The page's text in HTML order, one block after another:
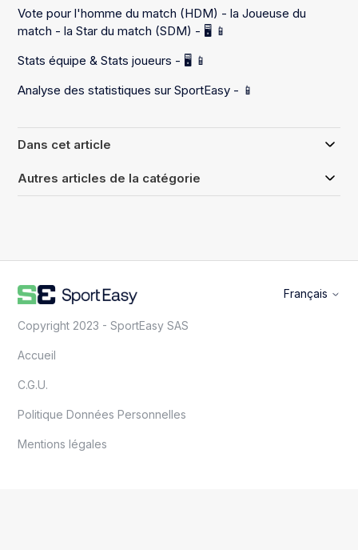
Vote pour l'homme du match (HDM) - la Joueuse du
match - la Star du match (SDM) - 🖥️ 📱
Stats équipe & Stats joueurs - 🖥️ 📱
Analyse des statistiques sur SportEasy - 📱
Dans cet article
Autres articles de la catégorie
Français
Copyright 2023 - SportEasy SAS
Accueil
C.G.U.
Politique Données Personnelles
Mentions légales